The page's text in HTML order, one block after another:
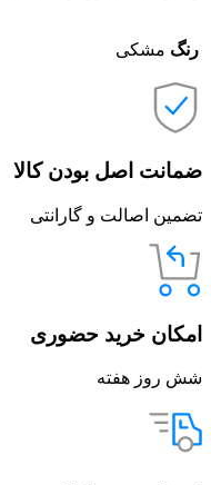
رنگ مشکی
ضمانت اصل بودن کالا
تضمین اصالت و گارانتی
امکان خرید حضوری
شش روز هفته